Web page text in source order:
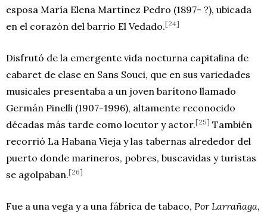
esposa María Elena Martínez Pedro (1897- ?), ubicada
en el corazón del barrio El Vedado.[24]
Disfrutó de la emergente vida nocturna capitalina de
cabaret de clase en Sans Souci, que en sus variedades
musicales presentaba a un joven barítono llamado
Germán Pinelli (1907-1996), altamente reconocido
décadas más tarde como locutor y actor.[25] También
recorrió La Habana Vieja y las tabernas alrededor del
puerto donde marineros, pobres, buscavidas y turistas
se agolpaban.[26]
Fue a una vega y a una fábrica de tabaco, Por Larrañaga,